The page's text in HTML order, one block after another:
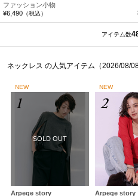
ファッション小物
¥6,490 （税込）
アイテム数
ネックレス の人気アイテム（2026/08/
NEW
1
SOLD OUT
Arpege story
NEW
2
Arpege story